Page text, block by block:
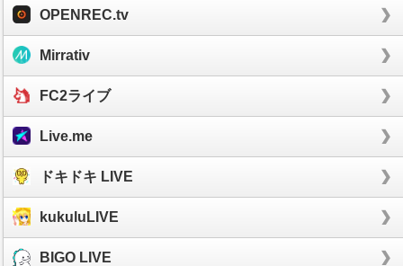
OPENREC.tv
Mirrativ
FC2ライブ
Live.me
ドキドキ LIVE
kukuluLIVE
BIGO LIVE